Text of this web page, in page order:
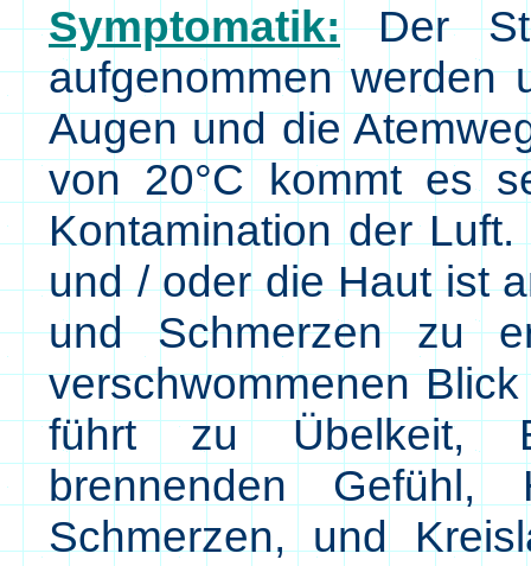
Symptomatik:Der
aufgenommen werden
Augen und die
von 20°C kommt es
Kontamination der
und / oder die Haut ist
und Schmerzen zu
verschwommenen
führt zu Übelkeit,
brennenden Gefühl,
Schmerzen, und